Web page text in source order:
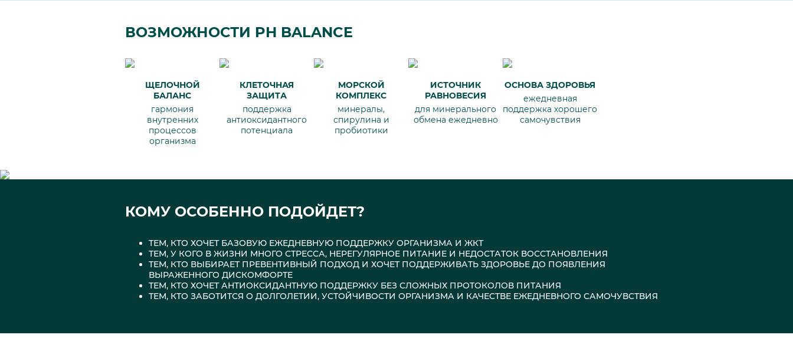
ВОЗМОЖНОСТИ PH BALANCE
ЩЕЛОЧНОЙ
БАЛАНС
гармония
внутренних
процессов
организма
КЛЕТОЧНАЯ
ЗАЩИТА
поддержка
антиоксидантного
потенциала
МОРСКОЙ
КОМПЛЕКС
минералы,
спирулина и
пробиотики
ИСТОЧНИК
РАВНОВЕСИЯ
для минерального
обмена ежедневно
ОСНОВА ЗДОРОВЬЯ
ежедневная
поддержка хорошего
самочувствия
КОМУ ОСОБЕННО ПОДОЙДЕТ?
ТЕМ, КТО ХОЧЕТ БАЗОВУЮ ЕЖЕДНЕВНУЮ ПОДДЕРЖКУ ОРГАНИЗМА И ЖКТ
ТЕМ, У КОГО В ЖИЗНИ МНОГО СТРЕССА, НЕРЕГУЛЯРНОЕ ПИТАНИЕ И НЕДОСТАТОК ВОССТАНОВЛЕНИЯ
ТЕМ, КТО ВЫБИРАЕТ ПРЕВЕНТИВНЫЙ ПОДХОД И ХОЧЕТ ПОДДЕРЖИВАТЬ ЗДОРОВЬЕ ДО ПОЯВЛЕНИЯ
ВЫРАЖЕННОГО ДИСКОМФОРТЕ
ТЕМ, КТО ХОЧЕТ АНТИОКСИДАНТНУЮ ПОДДЕРЖКУ БЕЗ СЛОЖНЫХ ПРОТОКОЛОВ ПИТАНИЯ
ТЕМ, КТО ЗАБОТИТСЯ О ДОЛГОЛЕТИИ, УСТОЙЧИВОСТИ ОРГАНИЗМА И КАЧЕСТВЕ ЕЖЕДНЕВНОГО САМОЧУВСТВИЯ